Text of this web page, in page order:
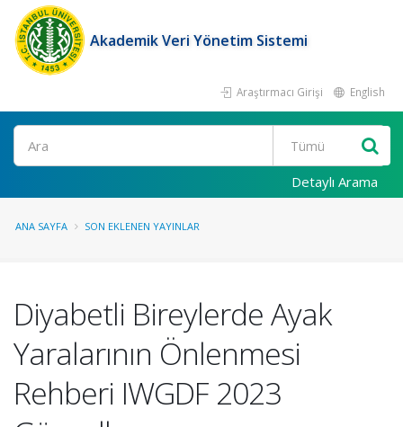
Akademik Veri Yönetim Sistemi
Araştırmacı Girişi English
Ara
Detaylı Arama
ANA SAYFA SON EKLENEN YAYINLAR
Diyabetli Bireylerde Ayak
Yaralarının Önlenmesi
Rehberi IWGDF 2023